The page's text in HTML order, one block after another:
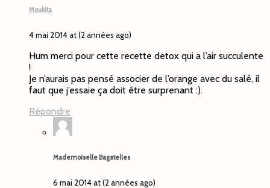
Moukita
4 mai 2014 at (2 années ago)
Hum merci pour cette recette detox qui a l’air succulente
!
Je n’aurais pas pensé associer de l’orange avec du salé, il
faut que j’essaie ça doit être surprenant :).
Répondre
Mademoiselle Bagatelles
6 mai 2014 at (2 années ago)